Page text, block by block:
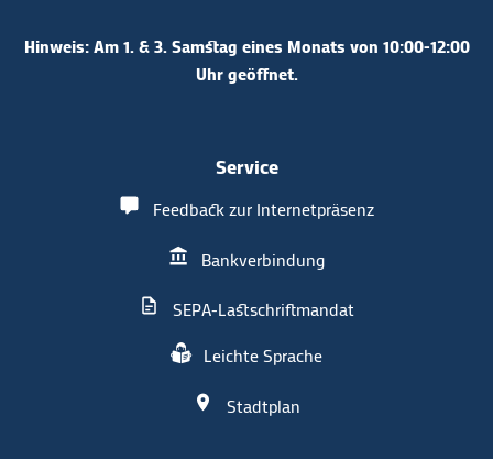
Hinweis: Am 1. & 3. Samstag eines Monats von 10:00-12:00
Uhr geöffnet.
Service
Feedback zur Internetpräsenz
Bankverbindung
SEPA-Lastschriftmandat
Leichte Sprache
Stadtplan